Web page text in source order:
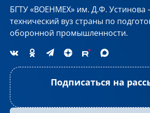
БГТУ «ВОЕНМЕХ» им. Д.Ф.
технический вуз страны по
оборонной промышленности.
Подписаться на